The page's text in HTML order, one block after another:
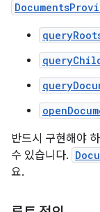
반드시 구현해야
수 있습니다.
요.